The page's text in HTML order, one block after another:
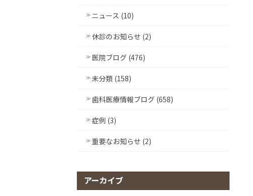
ニュース (10)
休診のお知らせ (2)
医院ブログ (476)
未分類 (158)
歯科医療情報ブログ (658)
症例 (3)
重要なお知らせ (2)
アーカイブ